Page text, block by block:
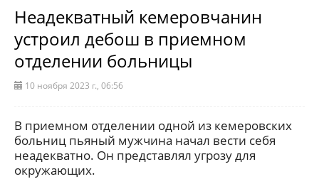
Неадекватный кемеровчанин
устроил дебош в приемном
отделении больницы
10 ноября 2023 г., 06:56
В приемном отделении одной из кемеровских
больниц пьяный мужчина начал вести себя
неадекватно. Он представлял угрозу для
окружающих.